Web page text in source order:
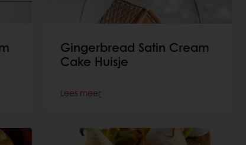
Gingerbread Satin Cream
Cake Huisje
Lees meer